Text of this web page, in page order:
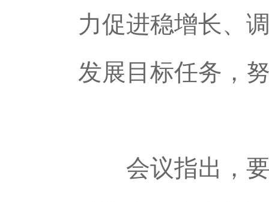
力促进稳增长、
发展目标任务，
会议指出，要